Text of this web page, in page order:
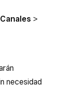
Canales >
necesidad